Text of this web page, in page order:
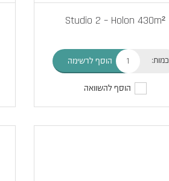
Studio 2 – Holon 430m²
כמות: הוסף לרשימה
הוסף להשוואה